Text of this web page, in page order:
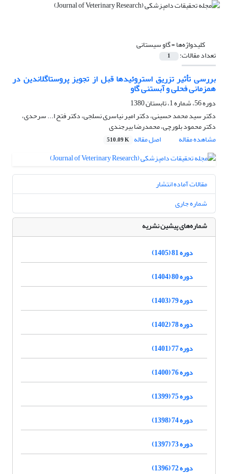
کلیدواژه‌ها =گاو سیستانی
تعداد مقالات: 1
بررسی تأثیر تزریق استروئیدها قبل از تجویز پروستاگلاندین در
همزمانی فحلی و آبستنی گاو
دوره 56، شماره 1، تابستان 1380
دکتر سید محمد حسینی، دکتر امیر نیاسری نسلجی، دکتر فتح ا... سرحدی،
دکتر محمود بلورچی، محمدرضا بیرجندی
مشاهده مقاله
اصل مقاله 510.09 K
مقالات آماده انتشار
شماره جاری
شماره‌های پیشین نشریه
دوره 81 (1405)
دوره 80 (1404)
دوره 79 (1403)
دوره 78 (1402)
دوره 77 (1401)
دوره 76 (1400)
دوره 75 (1399)
دوره 74 (1398)
دوره 73 (1397)
دوره 72 (1396)